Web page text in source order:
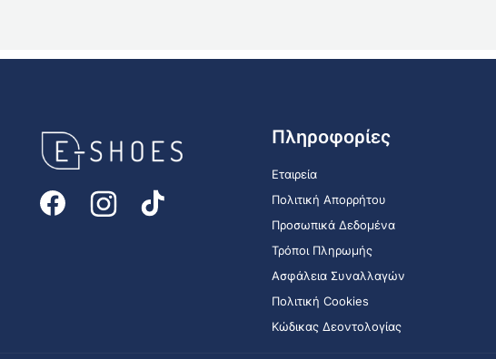
Πληροφορίες
Εταιρεία
Πολιτική Απορρήτου
Προσωπικά Δεδομένα
Τρόποι Πληρωμής
Ασφάλεια Συναλλαγών
Πολιτική Cookies
Κώδικας Δεοντολογίας